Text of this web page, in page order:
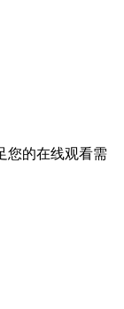
您的在线观看需